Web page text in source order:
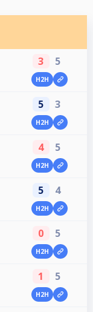
3 5
H2H
5 3
H2H
4 5
H2H
5 4
H2H
0 5
H2H
1 5
H2H